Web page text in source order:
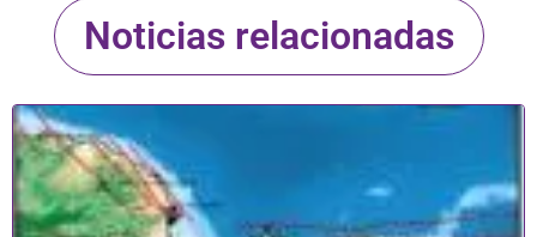
Noticias relacionadas